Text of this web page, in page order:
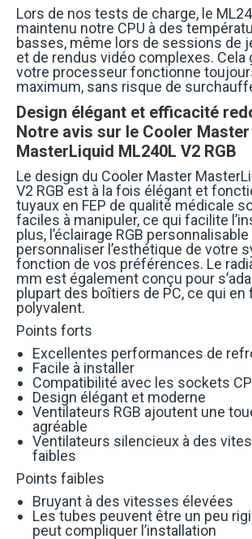
Lors de nos tests de charge, le
maintenu notre CPU à des
basses, même lors de sessions de
et de rendus vidéo complexes. Cela
votre processeur fonctionne
maximum, sans risque de
Design élégant et efficacité
Notre avis sur le Cooler Master
MasterLiquid ML240L V2 RGB
Le design du Cooler Master
V2 RGB est à la fois élégant et
tuyaux en FEP de qualité médicale
faciles à manipuler, ce qui facilite
plus, l’éclairage RGB
personnaliser l’esthétique de votre
fonction de vos préférences. Le
mm est également conçu pour
plupart des boîtiers de PC, ce qui en
polyvalent.
Points forts
Excellentes performances de
Facile à installer
Compatibilité avec les sockets
Design élégant et moderne
Ventilateurs RGB ajoutent une
agréable
Ventilateurs silencieux à des
faibles
Points faibles
Bruyant à des vitesses élevées
Les tubes peuvent être un peu
peut compliquer l’installation